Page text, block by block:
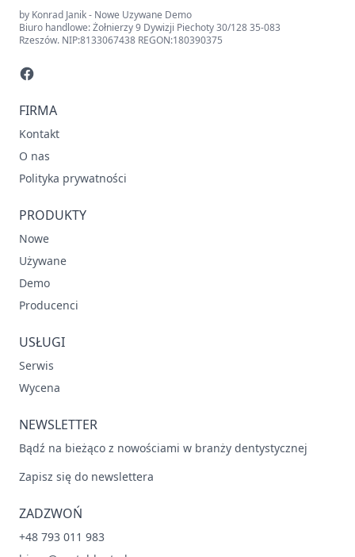
by Konrad Janik - Nowe Uzywane Demo
Biuro handlowe: Żołnierzy 9 Dywizji Piechoty 30/128 35-083
Rzeszów. NIP:8133067438 REGON:180390375
FIRMA
Kontakt
O nas
Polityka prywatności
PRODUKTY
Nowe
Używane
Demo
Producenci
USŁUGI
Serwis
Wycena
NEWSLETTER
Bądź na bieżąco z nowościami w branży dentystycznej
Zapisz się do newslettera
ZADZWOŃ
+48 793 011 983